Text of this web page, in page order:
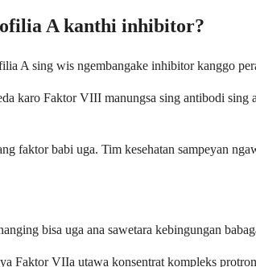
A kanthi inhibitor?
A sing wis ngembangake inhibitor kanggo
karo Faktor VIII manungsa sing antibodi
faktor babi uga. Tim kesehatan sampeyan
bisa uga ana sawetara kebingungan
Faktor VIIa utawa konsentrat kompleks